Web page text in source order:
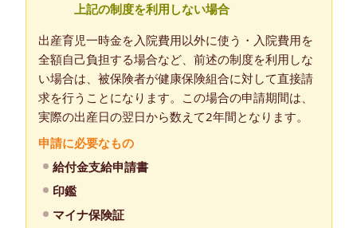
上記の制度を利用しない場合
出産育児一時金を入院費用以外に使う・入院費用を
全額自己負担する場合など、前述の制度を利用しな
い場合は、被保険者が健康保険組合に対して直接請
求を行うことになります。この場合の申請期間は、
実際の出産日の翌日から数えて2年間となります。
申請に必要なもの
給付金支給申請書
印鑑
マイナ保険証